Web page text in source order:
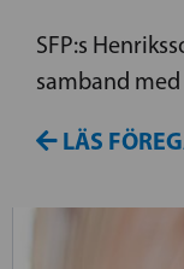
SFP:s
samband
LÄS